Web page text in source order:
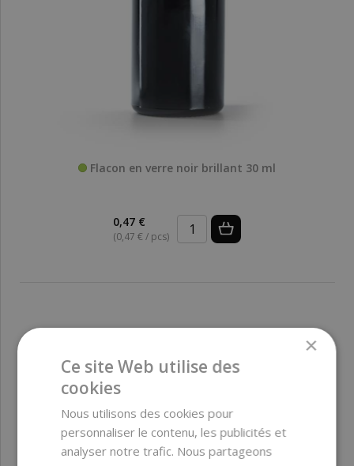
Flacon en verre noir brillant 30 ml
0,47 €
(0,47 € / pcs)
×
Ce site Web utilise des
cookies
Nous utilisons des cookies pour
personnaliser le contenu, les publicités et
analyser notre trafic. Nous partageons